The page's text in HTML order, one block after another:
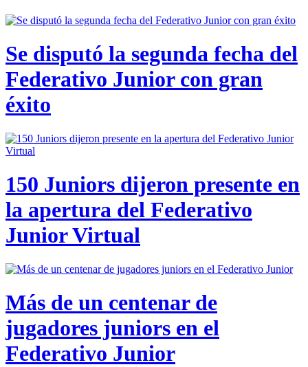
Se disputó la segunda fecha del
Federativo Junior con gran
éxito
150 Juniors dijeron presente en
la apertura del Federativo
Junior Virtual
Más de un centenar de
jugadores juniors en el
Federativo Junior